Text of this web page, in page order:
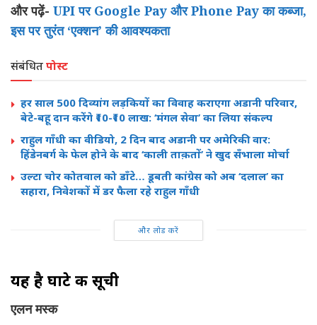
और पढ़ें- UPI पर Google Pay और Phone Pay का कब्जा,
इस पर तुरंत ‘एक्शन’ की आवश्यकता
संबंधितपोस्ट
हर साल 500 दिव्यांग लड़कियों का विवाह कराएगा अडानी परिवार,
बेटे-बहू दान करेंगे ₹10-₹10 लाख: ‘मंगल सेवा’ का लिया संकल्प
राहुल गाँधी का वीडियो, 2 दिन बाद अडानी पर अमेरिकी वार:
हिंडेनबर्ग के फेल होने के बाद ‘काली ताक़तों’ ने खुद सँभाला मोर्चा
उल्टा चोर कोतवाल को डाँटे… डूबती कांग्रेस को अब ‘दलाल’ का
सहारा, निवेशकों में डर फैला रहे राहुल गाँधी
और लोड करें
यह है घाटे की सूची
एलन मस्क